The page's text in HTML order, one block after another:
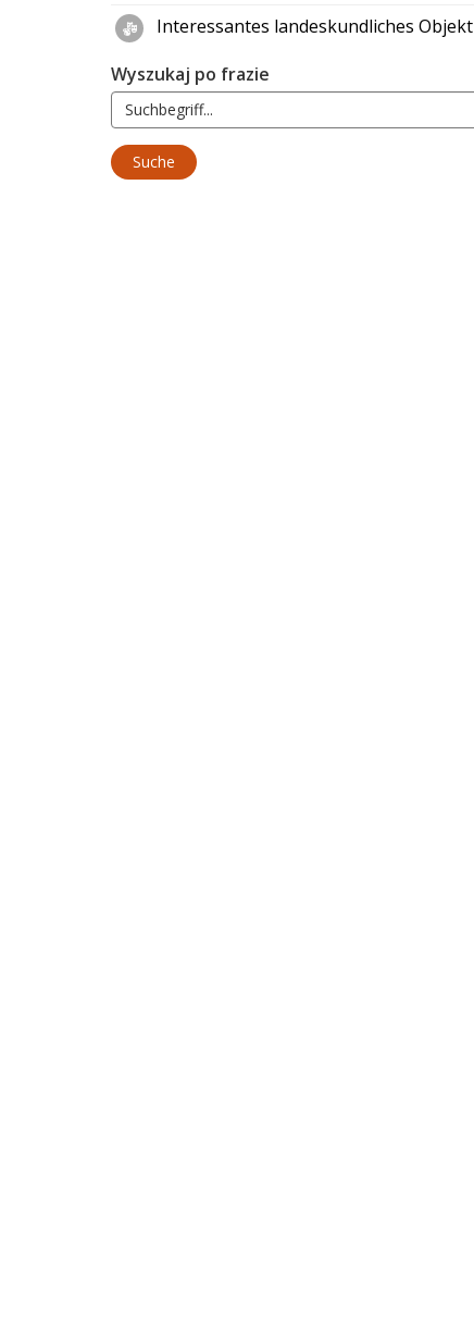
Interessantes landeskundliches Objekt
Wyszukaj po frazie